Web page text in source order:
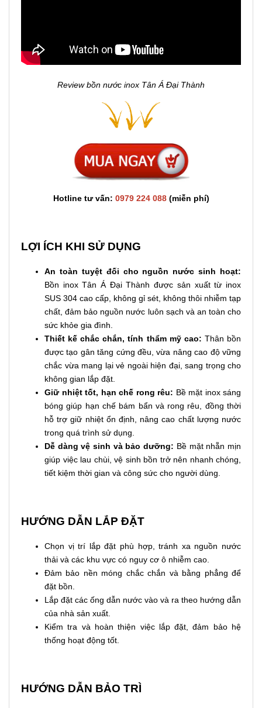
Review bồn nước inox Tân Á Đại Thành
Hotline tư vấn: 0979 224 088(miễn phí)
LỢI ÍCH KHI SỬ DỤNG
An toàn tuyệt đối cho nguồn nước sinh hoạt:
Bồn inox Tân Á Đại Thành được sản xuất từ inox
SUS 304 cao cấp, không gỉ sét, không thôi nhiễm tạp
chất, đảm bảo nguồn nước luôn sạch và an toàn cho
sức khỏe gia đình.
Thiết kế chắc chắn, tính thẩm mỹ cao: Thân bồn
được tạo gân tăng cứng đều, vừa nâng cao độ vững
chắc vừa mang lại vẻ ngoài hiện đại, sang trọng cho
không gian lắp đặt.
Giữ nhiệt tốt, hạn chế rong rêu: Bề mặt inox sáng
bóng giúp hạn chế bám bẩn và rong rêu, đồng thời
hỗ trợ giữ nhiệt ổn định, nâng cao chất lượng nước
trong quá trình sử dụng.
Dễ dàng vệ sinh và bảo dưỡng: Bề mặt nhẵn mịn
giúp việc lau chùi, vệ sinh bồn trở nên nhanh chóng,
tiết kiệm thời gian và công sức cho người dùng.
HƯỚNG DẪN LẮP ĐẶT
Chọn vị trí lắp đặt phù hợp, tránh xa nguồn nước
thải và các khu vực có nguy cơ ô nhiễm cao.
Đảm bảo nền móng chắc chắn và bằng phẳng để
đặt bồn.
Lắp đặt các ống dẫn nước vào và ra theo hướng dẫn
của nhà sản xuất.
Kiểm tra và hoàn thiện việc lắp đặt, đảm bảo hệ
thống hoạt động tốt.
HƯỚNG DẪN BẢO TRÌ